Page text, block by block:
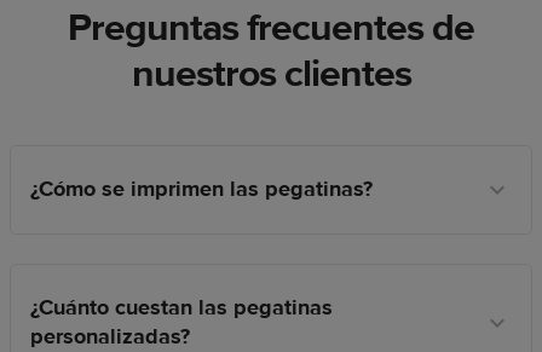
Preguntas frecuentes de
nuestros clientes
¿Cómo se imprimen las pegatinas?
¿Cuánto cuestan las pegatinas
personalizadas?